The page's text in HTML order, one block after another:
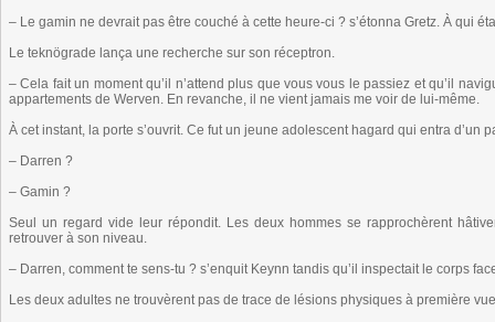
– Le gamin ne devrait pas être couché à cette heure-ci ? s’étonna Gretz. À qui
Le teknögrade lança une recherche sur son réceptron.
– Cela fait un moment qu’il n’attend plus que vous vous le passiez et qu’il
appartements de Werven. En revanche, il ne vient jamais me voir de lui-même.
À cet instant, la porte s’ouvrit. Ce fut un jeune adolescent hagard qui entra
– Darren ?
– Gamin ?
Seul un regard vide leur répondit. Les deux hommes se rapprochèrent
retrouver à son niveau.
– Darren, comment te sens-tu ? s’enquit Keynn tandis qu’il inspectait le corps
Les deux adultes ne trouvèrent pas de trace de lésions physiques à première